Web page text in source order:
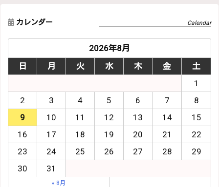
カレンダー
2026年8月
日
月 火 水 木 金
土
1
2
3 4 5 6 7
8
9
10 11 12 13 14
15
16
17 18 19 20 21
22
23
24 25 26 27 28
29
30
31
« 8月